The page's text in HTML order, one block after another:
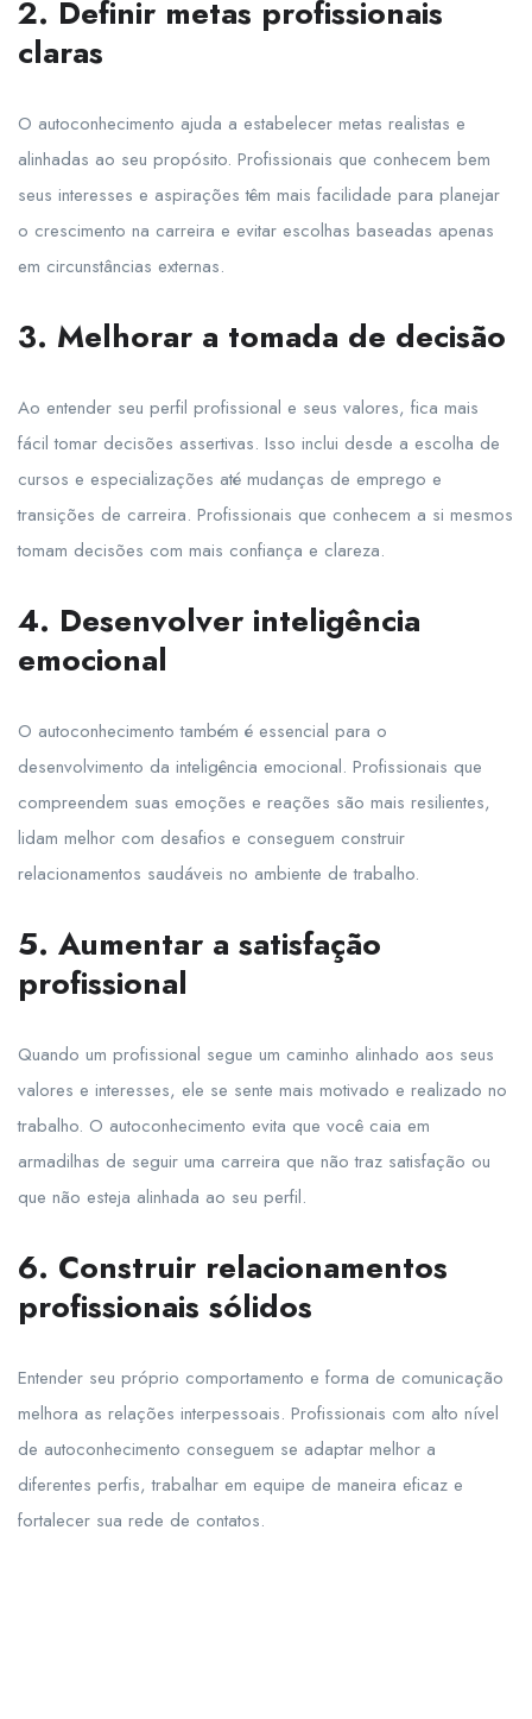
2. Definir metas profissionais
claras
O autoconhecimento ajuda a estabelecer metas realistas e
alinhadas ao seu propósito. Profissionais que conhecem bem
seus interesses e aspirações têm mais facilidade para planejar
o crescimento na carreira e evitar escolhas baseadas apenas
em circunstâncias externas.
3. Melhorar a tomada de decisão
Ao entender seu perfil profissional e seus valores, fica mais
fácil tomar decisões assertivas. Isso inclui desde a escolha de
cursos e especializações até mudanças de emprego e
transições de carreira. Profissionais que conhecem a si mesmos
tomam decisões com mais confiança e clareza.
4. Desenvolver inteligência
emocional
O autoconhecimento também é essencial para o
desenvolvimento da inteligência emocional. Profissionais que
compreendem suas emoções e reações são mais resilientes,
lidam melhor com desafios e conseguem construir
relacionamentos saudáveis no ambiente de trabalho.
5. Aumentar a satisfação
profissional
Quando um profissional segue um caminho alinhado aos seus
valores e interesses, ele se sente mais motivado e realizado no
trabalho. O autoconhecimento evita que você caia em
armadilhas de seguir uma carreira que não traz satisfação ou
que não esteja alinhada ao seu perfil.
6. Construir relacionamentos
profissionais sólidos
Entender seu próprio comportamento e forma de comunicação
melhora as relações interpessoais. Profissionais com alto nível
de autoconhecimento conseguem se adaptar melhor a
diferentes perfis, trabalhar em equipe de maneira eficaz e
fortalecer sua rede de contatos.